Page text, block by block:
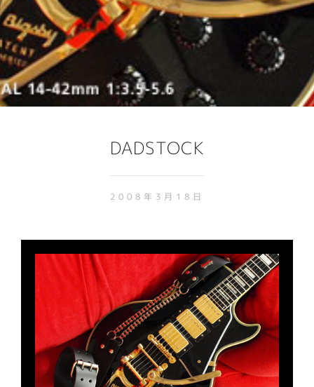
DADSTOCK
2008年3月18日